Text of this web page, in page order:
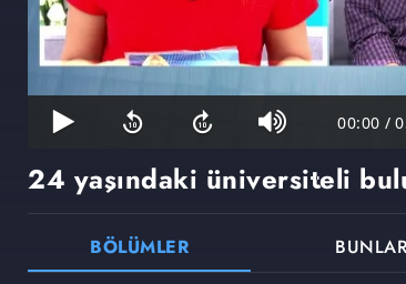
00:00 /
24 yaşındaki üniversiteli
BÖLÜMLER